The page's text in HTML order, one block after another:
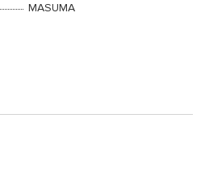
MASUMA